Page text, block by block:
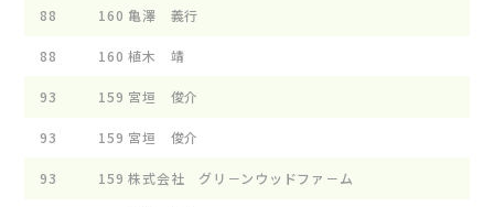
88 160 亀澤 義行
88 160 植木 靖
93 159 宮垣 俊介
93 159 宮垣 俊介
93 159 株式会社 グリ－ンウッドファ－ム